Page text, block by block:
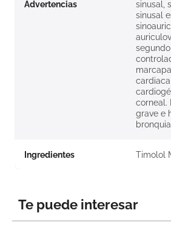
Advertencias
sinusal,
sinusal
corneal.
grave e
Ingredientes Timolol
Te puede interesar